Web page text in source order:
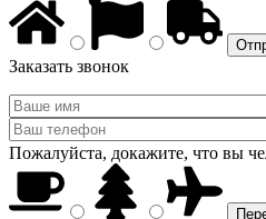
Заказать звонок
Пожалуйста, докажите, что вы